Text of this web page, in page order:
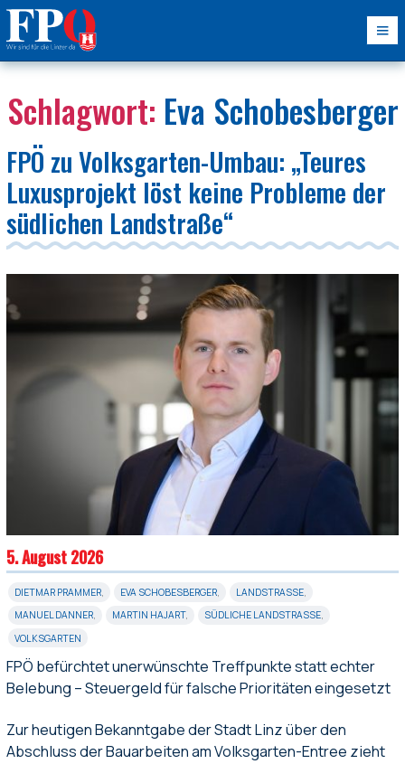
Schlagwort: Eva Schobesberger
FPÖ zu Volksgarten-Umbau: „Teures
Luxusprojekt löst keine Probleme der
südlichen Landstraße“
5. August 2026
DIETMAR PRAMMER, EVA SCHOBESBERGER, LANDSTRASSE ,
MANUEL DANNER, MARTIN HAJART, SÜDLICHE LANDSTRASSE ,
VOLKSGARTEN
FPÖ befürchtet unerwünschte Treffpunkte statt echter
Belebung – Steuergeld für falsche Prioritäten eingesetzt
Zur heutigen Bekanntgabe der Stadt Linz über den
Abschluss der Bauarbeiten am Volksgarten-Entree zieht